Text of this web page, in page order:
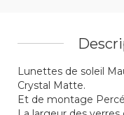
Lunettes de soleil
Crystal Matte.
Et de montage